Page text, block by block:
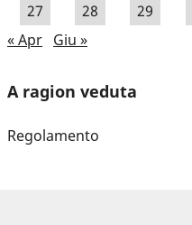
27
28 29
« Apr Giu »
A ragion veduta
Regolamento